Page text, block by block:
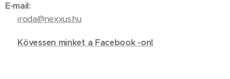
E-mail:
✉️iroda@nexxus.hu
Kövessen minket a Facebook -on!